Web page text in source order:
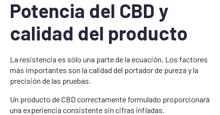
Potencia del CBD y
calidad del producto
La resistencia es sólo una parte de la ecuación. Los factores
más importantes son la calidad del portador de pureza y la
precisión de las pruebas.
Un producto de CBD correctamente formulado proporcionará
una experiencia consistente sin cifras infladas.